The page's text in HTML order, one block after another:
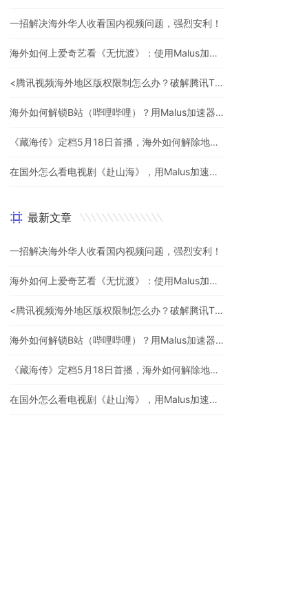
一招解决海外华人收看国内视频问题，强烈安利！
海外如何上爱奇艺看《无忧渡》：使用Malus加速器一键解除地域限制
<腾讯视频海外地区版权限制怎么办？破解腾讯TV地域限制的办法>
海外如何解锁B站（哔哩哔哩）？用Malus加速器解除地域限制，一键流畅追番
《藏海传》定档5月18日首播，海外如何解除地区限制追剧
在国外怎么看电视剧《赴山海》，用Malus加速器一键解锁地区限制
最新文章
一招解决海外华人收看国内视频问题，强烈安利！
海外如何上爱奇艺看《无忧渡》：使用Malus加速器一键解除地域限制
<腾讯视频海外地区版权限制怎么办？破解腾讯TV地域限制的办法>
海外如何解锁B站（哔哩哔哩）？用Malus加速器解除地域限制，一键流畅追番
《藏海传》定档5月18日首播，海外如何解除地区限制追剧
在国外怎么看电视剧《赴山海》，用Malus加速器一键解锁地区限制